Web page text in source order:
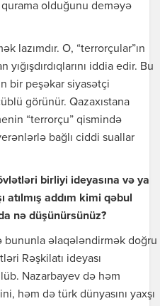
olduğunu deməyə
lazımdır. O, “terrorçular”ın
iddia edir. Bu
bir peşəkar siyasətçi
görünür. Qazaxıstana
“terrorçu” qismində
bağlı ciddi suallar
birliyi ideyasına və ya
addım kimi qəbul
nə düşünürsünüz?
bununla əlaqələndirmək doğru
Rəşkilatı ideyası
Nazarbayev də həm
həm də türk dünyasını yaxşı